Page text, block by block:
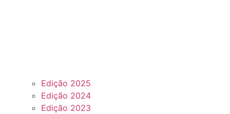
Edição 2025
Edição 2024
Edição 2023